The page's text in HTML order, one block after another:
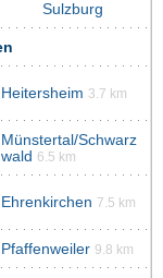
Sulzburg
Heitersheim 3.7 km
Münstertal/Schwarz
wald
6.5 km
Ehrenkirchen 7.5 km
Pfaffenweiler 9.8 km